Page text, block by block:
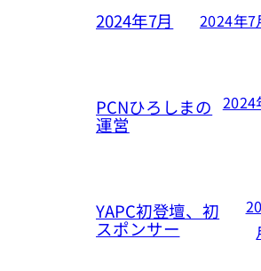
2024年7月 2024年7
PCNひろしまの
運営
2024
YAPC初登壇、初
スポンサー